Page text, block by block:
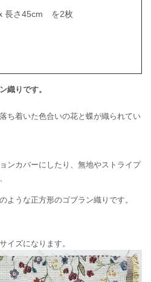
長さ45cm を2枚
織りです。
ち着いた色合いの花と蝶が織られてい
ンカバーにしたり、無地やストライプ
ような正方形のゴブラン織りです。
イズになります。